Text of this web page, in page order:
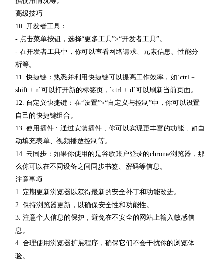
高级技巧
10. 开发者工具：
- 点击菜单按钮，选择“更多工具”>“开发者工具”。
- 在开发者工具中，你可以查看网络请求、元素信息、性能分
析等。
11. 快捷键：熟悉并利用快捷键可以提高工作效率，如`ctrl +
shift + n`可以打开新的标签页，`ctrl + d`可以刷新当前页面。
12. 自定义快捷键：在“设置”>“自定义与控制”中，你可以设置
自己的快捷键组合。
13. 使用插件：通过安装插件，你可以实现更丰富的功能，如自
动填充表单、视频播放控制等。
14. 云同步：如果你使用的是谷歌账户登录的chrome浏览器，那
么你可以在不同设备之间同步书签、密码等信息。
注意事项
1. 定期更新浏览器以获得最新的安全补丁和功能改进。
2. 保持浏览器更新，以确保安全性和功能性。
3. 注意个人信息的保护，避免在不安全的网站上输入敏感信
息。
4. 合理使用浏览器扩展程序，确保它们不会干扰你的浏览体
验。